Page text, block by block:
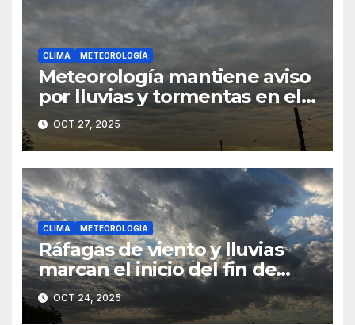
CLIMA METEOROLOGÍA
Meteorología mantiene aviso
por lluvias y tormentas en el
norte del país
OCT 27, 2025
CLIMA METEOROLOGÍA
Ráfagas de viento y lluvias
marcan el inicio del fin de
semana
OCT 24, 2025